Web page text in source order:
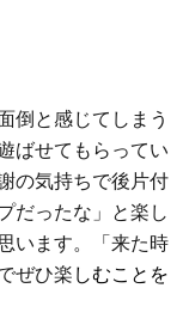
倒と感じてしまう
ばせてもらってい
の気持ちで後片付
だったな」と楽し
います。「来た時
ぜひ楽しむことを